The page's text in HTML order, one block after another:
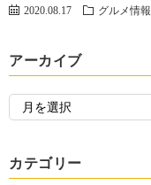
2020.08.17 グルメ情報
アーカイブ
カテゴリー